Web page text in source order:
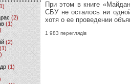
(2)
(1)
(2)
(1)
(1)
При этом в книге
СБУ не осталось ни
хотя о ее проведении
1 983 переглядів